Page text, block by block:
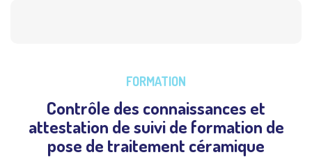
FORMATION
Contrôle des connaissances et
attestation de suivi de formation de
pose de traitement céramique